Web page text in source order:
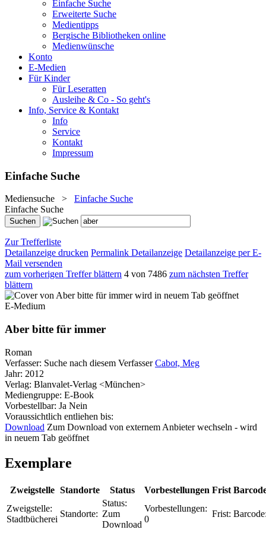
Einfache Suche
Erweiterte Suche
Medientipps
Bergische Bibliotheken online
Medienwünsche
Konto
E-Medien
Für Kinder
Für Leseratten
Ausleihe & Co - So geht's
Info, Service & Kontakt
Info
Service
Kontakt
Impressum
Einfache Suche
Mediensuche > Einfache Suche
Einfache Suche
Zur Trefferliste
Detailanzeige drucken Permalink Detailanzeige Detailanzeige per E-
Mail versenden
zum vorherigen Treffer blättern 4 von 7486 zum nächsten Treffer
blättern
wird in neuem Tab geöffnet
E-Medium
Aber bitte für immer
Roman
Verfasser: Suche nach diesem Verfasser Cabot, Meg
Jahr: 2012
Verlag: Blanvalet-Verlag <München>
Mediengruppe: E-Book
Vorbestellbar: Ja Nein
Voraussichtlich entliehen bis:
Download Zum Download von externem Anbieter wechseln - wird
in neuem Tab geöffnet
Exemplare
Zweigstelle Standorte Status Vorbestellungen Frist
Zweigstelle:
Stadtbücherei
Standorte:
Status:
Zum
Download
Vorbestellungen:
0
Frist: